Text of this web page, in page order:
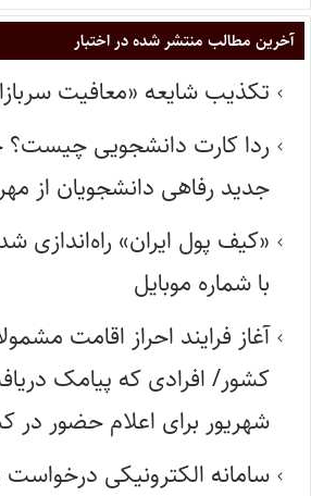
آخرین مطالب منتشر شده در اختبار
تکذیب شایعه «معافیت
ردا کارت دانشجویی چیست؟
جدید رفاهی دانشجویان از مهر
«کیف پول ایران» راه‌اندازی
با شماره موبایل
آغاز فرایند احراز اقامت
کشور/ افرادی که پیامک
شهریور برای اعلام حضور در
سامانه الکترونیکی